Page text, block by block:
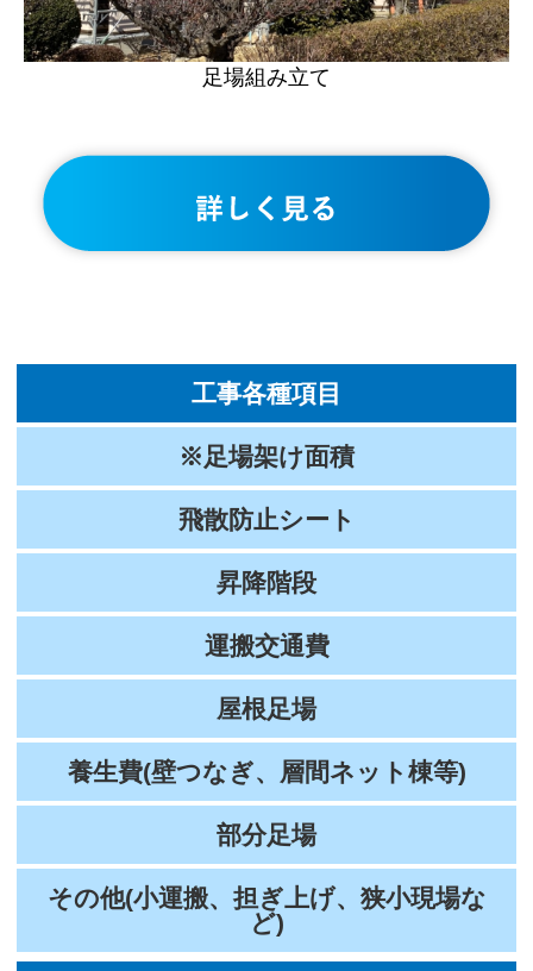
足場組み立て
工事各種項目
※足場架け面積
飛散防止シート
昇降階段
運搬交通費
屋根足場
養生費(壁つなぎ、層間ネット棟等)
部分足場
その他(小運搬、担ぎ上げ、狭小現場な
ど)